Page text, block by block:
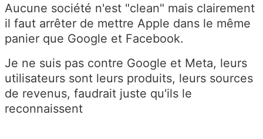
Aucune société n'est "clean" mais clairement
il faut arrêter de mettre Apple dans le même
panier que Google et Facebook.
Je ne suis pas contre Google et Meta, leurs
utilisateurs sont leurs produits, leurs sources
de revenus, faudrait juste qu'ils le
reconnaissent